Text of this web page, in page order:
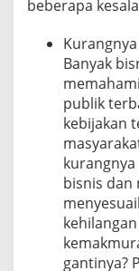
beberapa
Banyak
publik
kebijakan
bisnis dan
gantinya?